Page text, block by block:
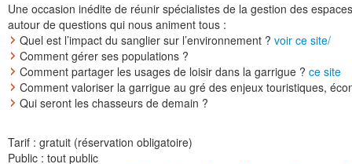
Une occasion inédite de réunir spécialistes de la gestion des
autour de questions qui nous animent tous :
Quel est l’impact du sanglier sur l’environnement ? voir ce site/
Comment gérer ses populations ?
Comment partager les usages de loisir dans la garrigue ? ce site
Comment valoriser la garrigue au gré des enjeux touristiques,
Qui seront les chasseurs de demain ?
Tarif : gratuit (réservation obligatoire)
Public : tout public